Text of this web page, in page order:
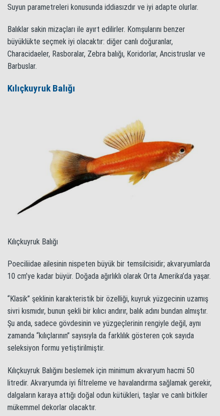
Suyun parametreleri konusunda iddiasızdır ve iyi adapte olurlar.
Balıklar sakin mizaçları ile ayırt edilirler. Komşularını benzer
büyüklükte seçmek iyi olacaktır: diğer canlı doğuranlar,
Characidaeler, Rasboralar, Zebra balığı, Koridorlar, Ancistruslar ve
Barbuslar.
Kılıçkuyruk Balığı
Kılıçkuyruk Balığı
Poeciliidae ailesinin nispeten büyük bir temsilcisidir; akvaryumlarda
10 cm’ye kadar büyür. Doğada ağırlıklı olarak Orta Amerika’da yaşar.
“Klasik” şeklinin karakteristik bir özelliği, kuyruk yüzgecinin uzamış
sivri kısmıdır, bunun şekli bir kılıcı andırır, balık adını bundan almıştır.
Şu anda, sadece gövdesinin ve yüzgeçlerinin rengiyle değil, aynı
zamanda “kılıçlarının” sayısıyla da farklılık gösteren çok sayıda
seleksiyon formu yetiştirilmiştir.
Kılıçkuyruk Balığını beslemek için minimum akvaryum hacmi 50
litredir. Akvaryumda iyi filtreleme ve havalandırma sağlamak gerekir,
dalgaların karaya attığı doğal odun kütükleri, taşlar ve canlı bitkiler
mükemmel dekorlar olacaktır.